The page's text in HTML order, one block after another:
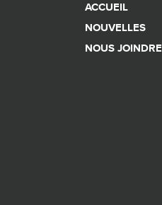
ACCUEIL
NOUVELLES
NOUS JOINDRE